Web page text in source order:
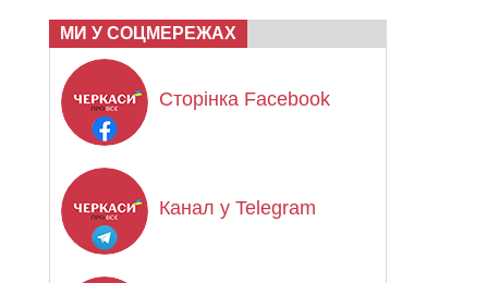
МИ У СОЦМЕРЕЖАХ
Сторінка Facebook
Канал у Telegram